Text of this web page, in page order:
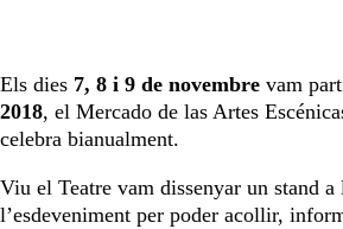
Els dies 7, 8 i 9 de novembre vam
2018, el Mercado de las Artes
celebra bianualment.
Viu el Teatre vam dissenyar un stand a
l’esdeveniment per poder acollir,